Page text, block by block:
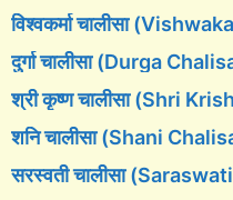
विश्वकर्मा चालीसा
दुर्गा चालीसा (Durga
श्री कृष्ण चालीसा (Shri
शनि चालीसा (Shani
सरस्वती चालीसा